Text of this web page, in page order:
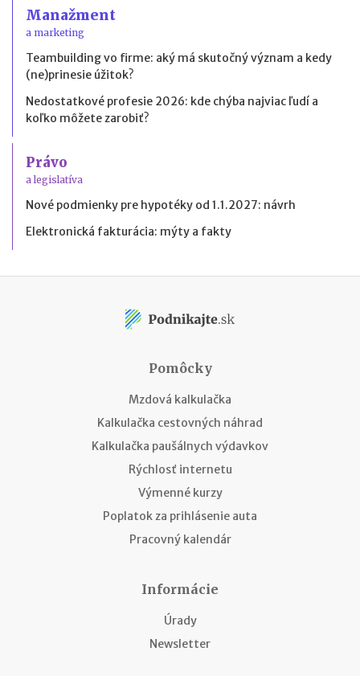
Manažment
a marketing
Teambuilding vo firme: aký má skutočný význam a kedy
(ne)prinesie úžitok?
Nedostatkové profesie 2026: kde chýba najviac ľudí a
koľko môžete zarobiť?
Právo
a legislatíva
Nové podmienky pre hypotéky od 1.1.2027: návrh
Elektronická fakturácia: mýty a fakty
Pomôcky
Mzdová kalkulačka
Kalkulačka cestovných náhrad
Kalkulačka paušálnych výdavkov
Rýchlosť internetu
Výmenné kurzy
Poplatok za prihlásenie auta
Pracovný kalendár
Informácie
Úrady
Newsletter